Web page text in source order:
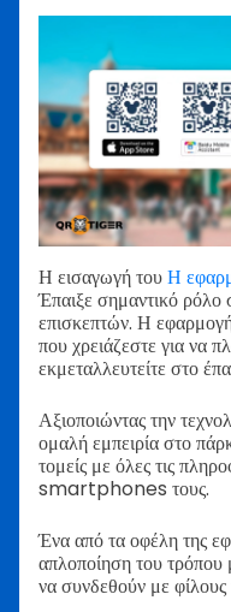
Η εισαγωγή τουΗ
Έπαιξε σημαντικό ρόλο
επισκεπτών. Η εφαρμογή
που χρειάζεστε για να
εκμεταλλευτείτε στο
Αξιοποιώντας την
ομαλή εμπειρία στο
τομείς με όλες τις
smartphones τους.
Ένα από τα οφέλη της
απλοποίηση του τρόπου
να συνδεθούν με φίλους